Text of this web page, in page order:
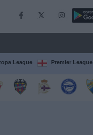
League Premier League